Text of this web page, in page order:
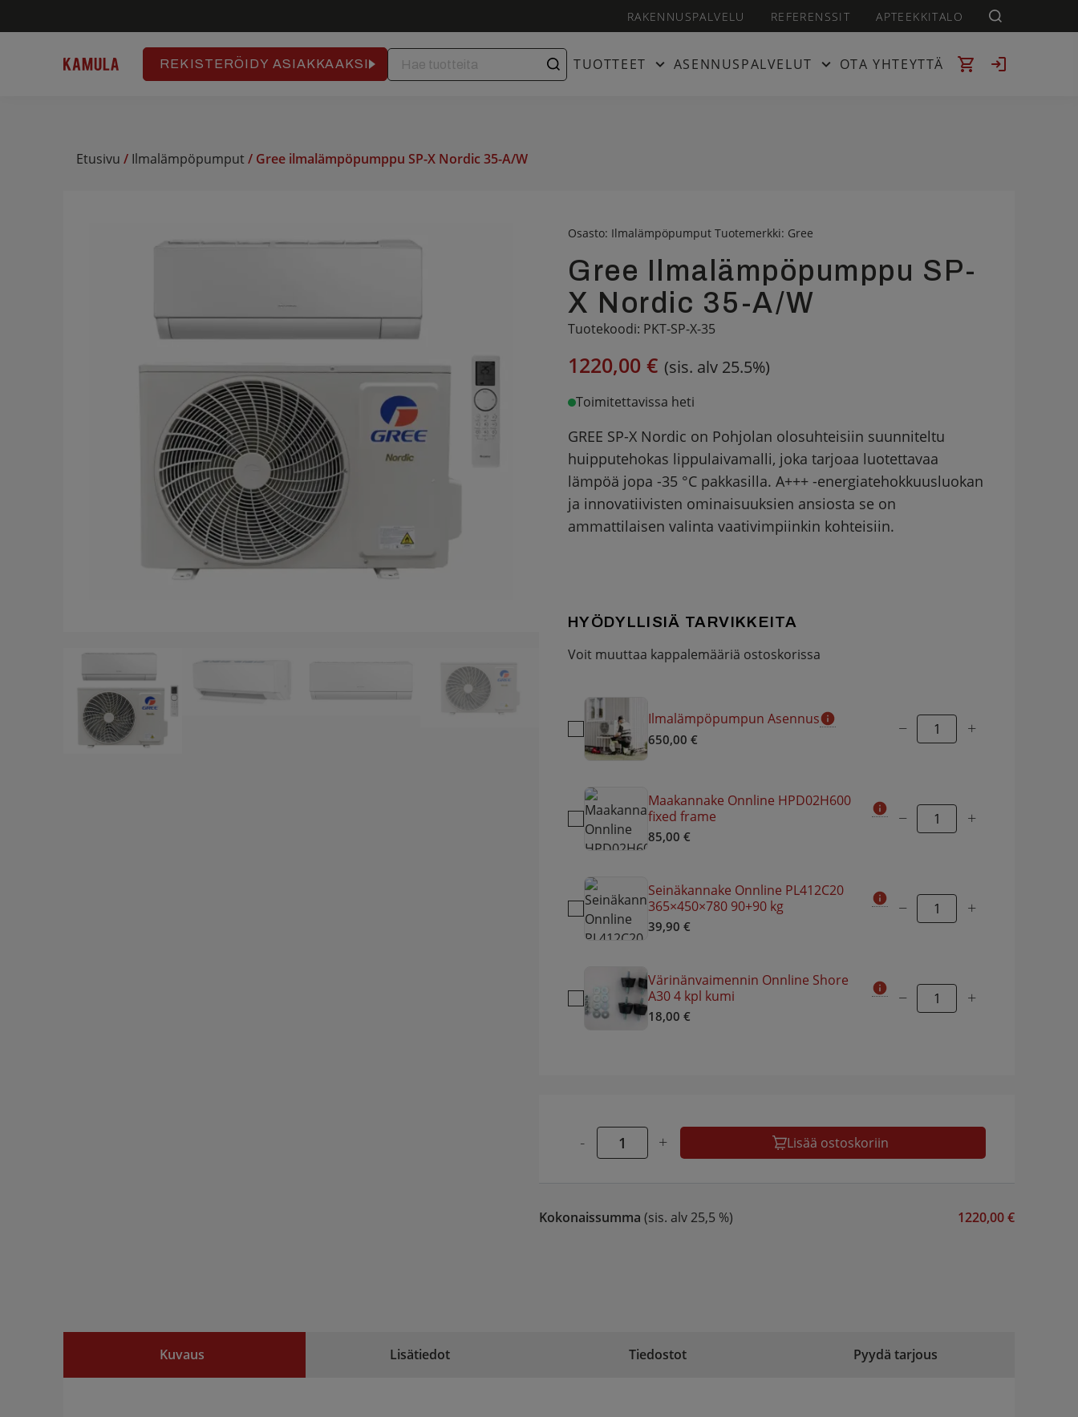
RAKENNUSPALVELU REFERENSSIT APTEEKKITALO
REKISTERÖIDY ASIAKKAAKSI TUOTTEET ASENNUSPALVELUT OTA YHTEYTTÄ
Etusivu / Ilmalämpöpumput/ Gree ilmalämpöpumppu SP-X Nordic 35-A/W
Osasto: Ilmalämpöpumput Tuotemerkki: Gree
Gree Ilmalämpöpumppu SP-
X Nordic 35-A/W
Tuotekoodi: PKT-SP-X-35
1220,00 € (sis. alv 25.5%)
Toimitettavissa heti
GREE SP-X Nordic on Pohjolan olosuhteisiin suunniteltu
huipputehokas lippulaivamalli, joka tarjoaa luotettavaa
lämpöä jopa -35 °C pakkasilla. A+++ -energiatehokkuusluokan
ja innovatiivisten ominaisuuksien ansiosta se on
ammattilaisen valinta vaativimpiinkin kohteisiin.
HYÖDYLLISIÄ TARVIKKEITA
Voit muuttaa kappalemääriä ostoskorissa
Ilmalämpöpumpun Asennus
650,00 € − +
Maakannake Onnline HPD02H600
fixed frame
85,00 €
− +
Seinäkannake Onnline PL412C20
365×450×780 90+90 kg
39,90 €
− +
Värinänvaimennin Onnline Shore
A30 4 kpl kumi
18,00 €
− +
- + Lisää ostoskoriin
Kokonaissumma (sis. alv 25,5 %) 1220,00 €
Kuvaus Lisätiedot Tiedostot Pyydä tarjous